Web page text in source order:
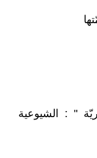
" : الشيوعية